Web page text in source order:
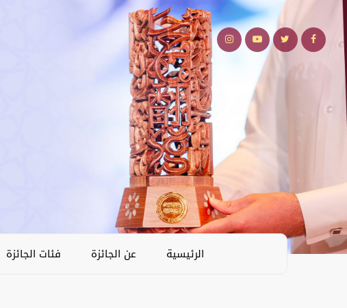
الرئيسية عن الجائزة فئات الجائزة